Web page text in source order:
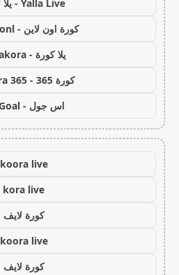
Yalla Live - يلا لايف
كورة اون لاين - koora onl
يلا كورة - yallakora
كورة 365 - kooora 365
اس جول - AS Goal
koora live
kora live
كورة لايف
koora live
كورة لايف